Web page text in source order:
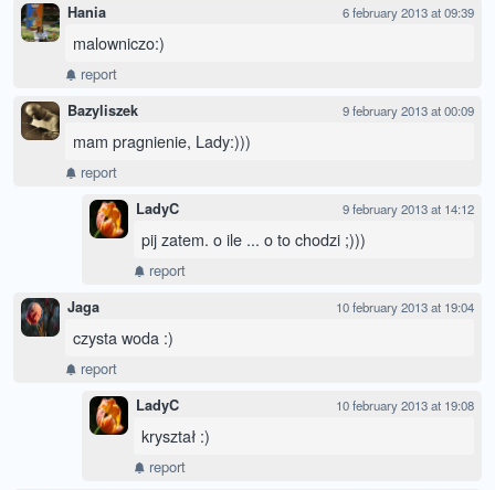
Hania 6 february 2013 at 09:39
malowniczo:)
report
Bazyliszek 9 february 2013 at 00:09
mam pragnienie, Lady:)))
report
LadyC 9 february 2013 at 14:12
pij zatem. o ile ... o to chodzi ;)))
report
Jaga 10 february 2013 at 19:04
czysta woda :)
report
LadyC 10 february 2013 at 19:08
kryształ :)
report